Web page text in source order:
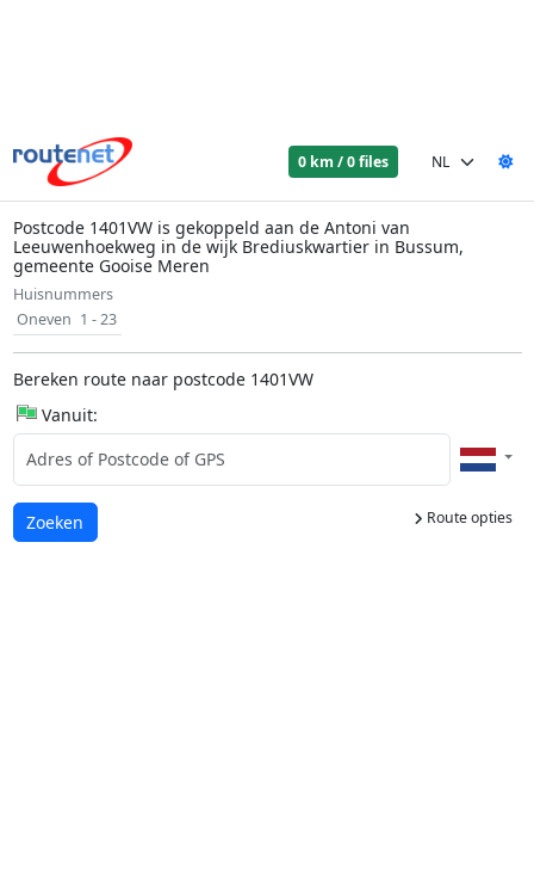
0 km / 0 files
Postcode 1401VW is gekoppeld aan de Antoni van
Leeuwenhoekweg in de wijk Brediuskwartier in Bussum,
gemeente Gooise Meren
Huisnummers
Oneven 1 - 23
Bereken route naar postcode 1401VW
Vanuit:
Route opties
Laden...
Zoeken